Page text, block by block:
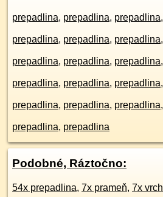
prepadlina, prepadlina, prepadlina,
prepadlina, prepadlina, prepadlina,
prepadlina, prepadlina, prepadlina,
prepadlina, prepadlina, prepadlina,
prepadlina, prepadlina, prepadlina,
prepadlina, prepadlina
Podobné, Ráztočno:
54x prepadlina, 7x prameň, 7x vrch